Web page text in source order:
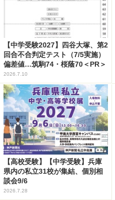
【中学受験2027】四谷大塚、第2
回合不合判定テスト（7/5実施）
偏差値…筑駒74・桜蔭70＜PR＞
2026.7.10
【高校受験】【中学受験】兵庫
県内の私立31校が集結、個別相
談会9/6
2026.7.28